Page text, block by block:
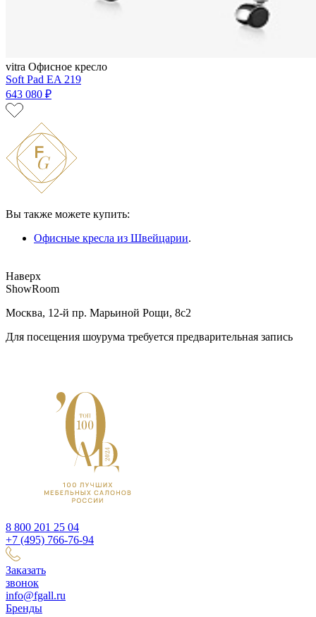
vitra Офисное кресло
Soft Pad EA 219
643 080 ₽
Вы также можете купить:
Офисные кресла из Швейцарии.
Наверх
ShowRoom
Москва, 12-й пр. Марьиной Рощи, 8с2
Для посещения шоурума требуется предварительная запись
8 800 201 25 04
+7 (495) 766-76-94
Заказать
звонок
info@fgall.ru
Бренды